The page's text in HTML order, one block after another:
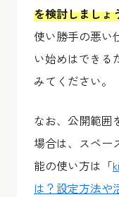
を検討しましょ
使い勝手の悪い
い始めはできる
みてください。
なお、公開範囲
場合は、スペー
能の使い方は「
は？設定方法や